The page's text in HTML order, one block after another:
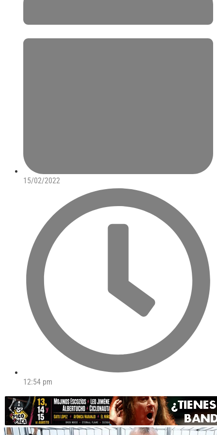
15/02/2022
12:54 pm